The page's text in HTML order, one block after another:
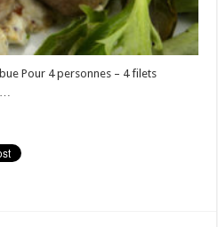
Pour 4 personnes – 4 filets